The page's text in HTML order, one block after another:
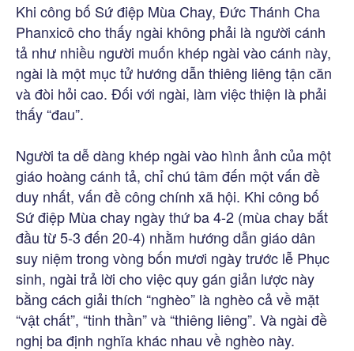
Khi công bố Sứ điệp Mùa Chay, Đức Thánh Cha
Phanxicô cho thấy ngài không phải là người cánh
tả như nhiều người muốn khép ngài vào cánh này,
ngài là một mục tử hướng dẫn thiêng liêng tận căn
và đòi hỏi cao. Đối với ngài, làm việc thiện là phải
thấy “đau”.
Người ta dễ dàng khép ngài vào hình ảnh của một
giáo hoàng cánh tả, chỉ chú tâm đến một vấn đề
duy nhất, vấn đề công chính xã hội. Khi công bố
Sứ điệp Mùa chay ngày thứ ba 4-2 (mùa chay bắt
đầu từ 5-3 đến 20-4) nhằm hướng dẫn giáo dân
suy niệm trong vòng bốn mươi ngày trước lễ Phục
sinh, ngài trả lời cho việc quy gán giản lược này
bằng cách giải thích “nghèo” là nghèo cả về mặt
“vật chất”, “tinh thần” và “thiêng liêng”. Và ngài đề
nghị ba định nghĩa khác nhau về nghèo này.